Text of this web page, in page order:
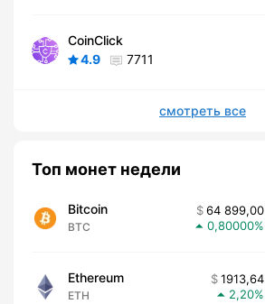
CoinClick
4.9
7711
смотреть все
Топ монет недели
Bitcoin
BTC
64 899,00
0,80000
Ethereum
ETH
1913,64
2,20